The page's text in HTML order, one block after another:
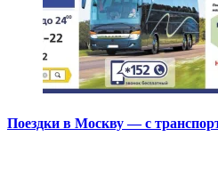
Поездки в Москву — с